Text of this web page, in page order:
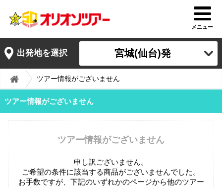
メニュー
出発地を選択 宮城(仙台)発
ツアー情報がございません
ツアー情報がございません
ツアー情報がございません
申し訳ございません。
ご希望の条件に該当する商品がございませんでした。
お手数ですが、下記のいずれかのページから他のツアー